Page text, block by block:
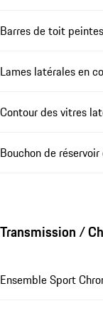
Barres de toit
Lames latérales en
Contour des vitres
Bouchon de
Transmission /
Ensemble Sport